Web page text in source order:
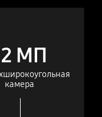
МП
камера